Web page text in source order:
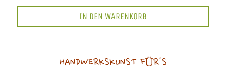
IN DEN WARENKORB
HANDWERKSKUNST FÜR'S